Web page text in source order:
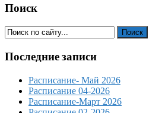
Поиск
Последние записи
Расписание- Май 2026
Расписание 04-2026
Расписание-Март 2026